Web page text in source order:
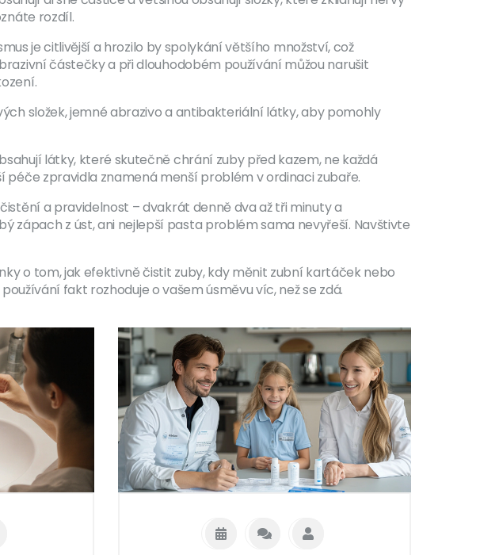
rozdíl.
je citlivější a hrozilo by spolykání většího množství, což
částečky a při dlouhodobém používání můžou narušit
složek, jemné abrazivo a antibakteriální látky, aby pomohly
látky, které skutečně chrání zuby před kazem, ne každá
zpravidla znamená menší problém v ordinaci zubaře.
a pravidelnost – dvakrát denně dva až tři minuty a
zápach z úst, ani nejlepší pasta problém sama nevyřeší. Navštivte
o tom, jak efektivně čistit zuby, kdy měnit zubní kartáček nebo
fakt rozhoduje o vašem úsměvu víc, než se zdá.